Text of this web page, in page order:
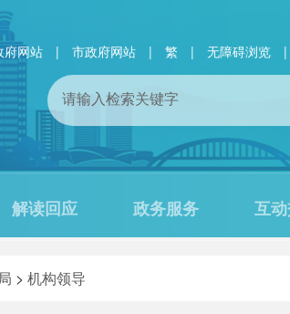
府网站 | 市政府网站 | 繁 | 无障碍浏览 |
解读回应 政务服务 互
> 机构领导